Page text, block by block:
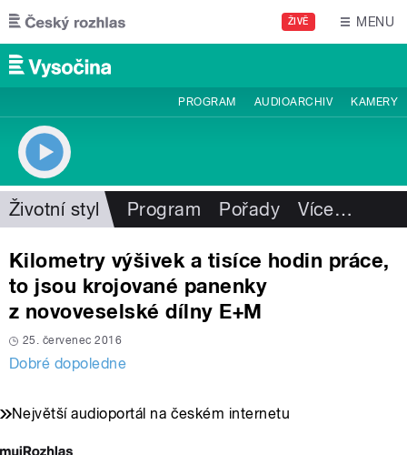
Přejít k hlavnímu obsahu
ŽIVĚ MENU
PROGRAM AUDIOARCHIV KAMERY
Životní styl Program Pořady Více…
Kilometry výšivek a tisíce hodin práce,
to jsou krojované panenky
z novoveselské dílny E+M
25. červenec 2016
Dobré dopoledne
Největší audioportál na českém internetu